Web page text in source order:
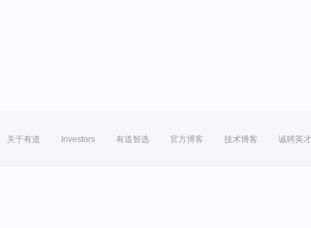
关于有道 Investors 有道智选 官方博客 技术博客 诚聘英才